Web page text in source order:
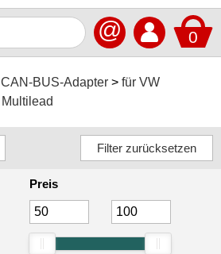
0
@
CAN-BUS-Adapter
für VW
Multilead
Preis